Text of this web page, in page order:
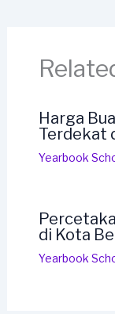
Harga
Terdekat
Yearbook
di Kota
Yearbook